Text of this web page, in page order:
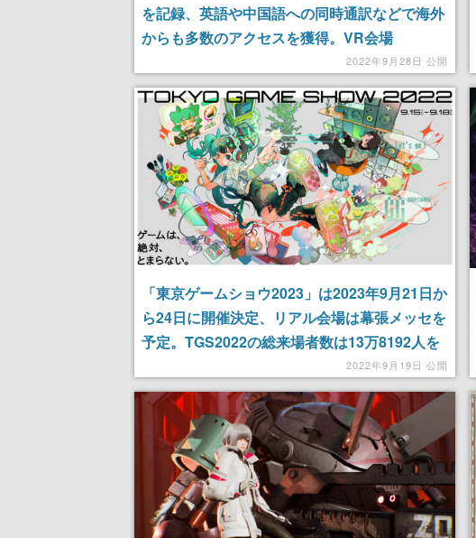
を記録、英語や中国語への同時通訳などで海外
からも多数のアクセスを獲得。VR会場
「TGSVR 2022」も40万人近くのユーザーを集
めた
2022年9月28日 公開
「東京ゲームショウ2023」は2023年9月21日か
ら24日に開催決定、リアル会場は幕張メッセを
予定。TGS2022の総来場者数は13万8192人を
2022年9月19日 公開